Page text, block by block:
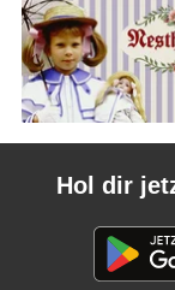
Hol dir